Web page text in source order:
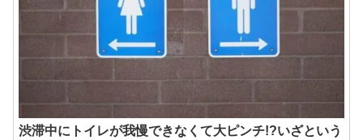
渋滞中にトイレが我慢できなくて大ピンチ!?いざという